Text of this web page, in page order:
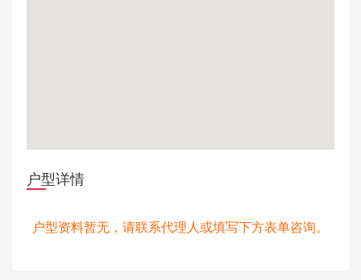
户型详情
户型资料暂无，请联系代理人或填写下方表单咨询。